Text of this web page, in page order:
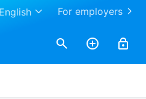
For employers
English